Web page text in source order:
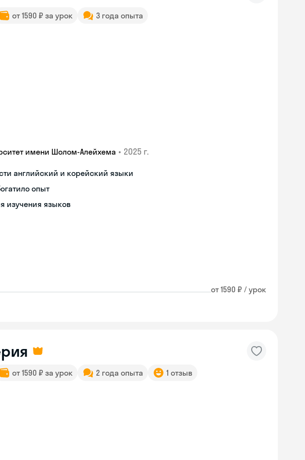
от 1590 ₽ за урок 3 года опыта
имени Шолом-Алейхема • 2025 г.
английский и корейский языки
опыт
изучения языков
от 1590 ₽ / урок
от 1590 ₽ за урок 2 года опыта 1 отзыв